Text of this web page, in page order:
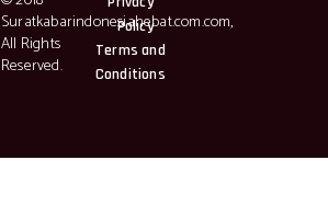
Suratkabarindonesiahebat.com.com,
All Rights
Reserved.
Policy
Terms and
Conditions